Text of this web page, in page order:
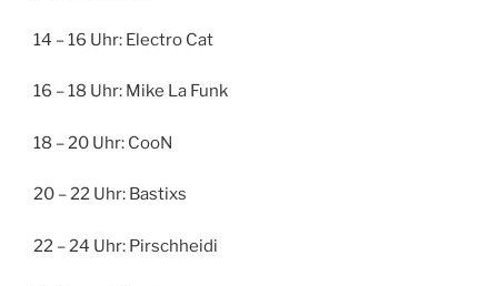
14 – 16 Uhr: Electro Cat
16 – 18 Uhr: Mike La Funk
18 – 20 Uhr: CooN
20 – 22 Uhr: Bastixs
22 – 24 Uhr: Pirschheidi